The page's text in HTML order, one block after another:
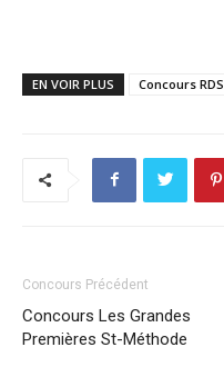
EN VOIR PLUS Concours RDS
Concours Précédent
Concours Les Grandes
Premières St-Méthode